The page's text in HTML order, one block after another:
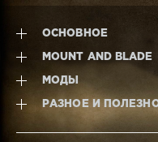
ОСНОВНОЕ
MOUNT AND BLADE
МОДЫ
РАЗНОЕ И